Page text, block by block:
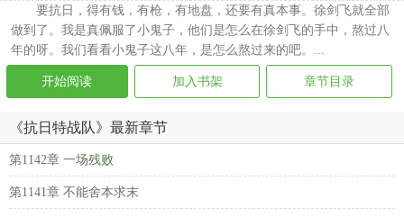
要抗日，得有钱，有枪，有地盘，还要有真本事。徐剑飞就全部
做到了。我是真佩服了小鬼子，他们是怎么在徐剑飞的手中，熬过八
年的呀。我们看看小鬼子这八年，是怎么熬过来的吧。...
开始阅读 加入书架 章节目录
《抗日特战队》最新章节
第1142章 一场残败
第1141章 不能舍本求末